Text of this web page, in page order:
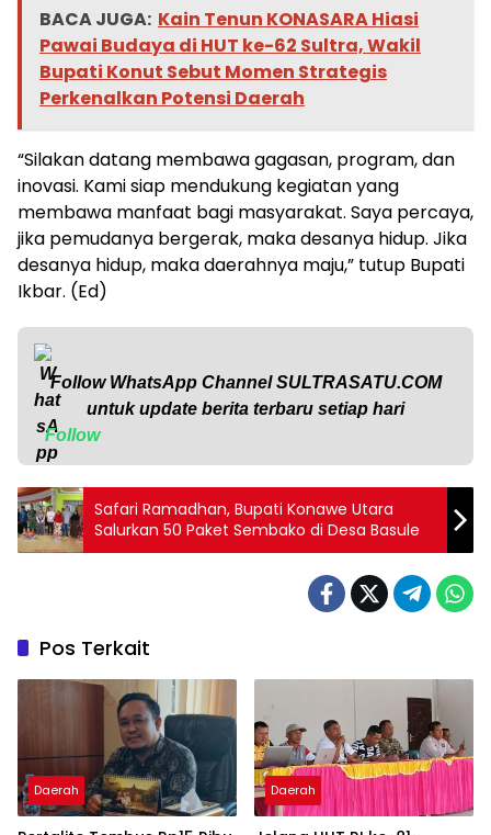
BACA JUGA: Kain Tenun KONASARA Hiasi
Pawai Budaya di HUT ke-62 Sultra, Wakil
Bupati Konut Sebut Momen Strategis
Perkenalkan Potensi Daerah
“Silakan datang membawa gagasan, program, dan
inovasi. Kami siap mendukung kegiatan yang
membawa manfaat bagi masyarakat. Saya percaya,
jika pemudanya bergerak, maka desanya hidup. Jika
desanya hidup, maka daerahnya maju,” tutup Bupati
Ikbar. (Ed)
Follow WhatsApp ChannelSULTRASATU.COM
untuk update berita terbaru setiap hari
Follow
Safari Ramadhan, Bupati Konawe Utara
Salurkan 50 Paket Sembako di Desa Basule
Pos Terkait
Daerah Daerah